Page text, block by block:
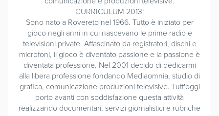
CURRICULUM 2013:
Sono nato a Rovereto nel 1966. Tutto è iniziato per
gioco negli anni in cui nascevano le prime radio e
televisioni private. Affascinato da registratori, dischi e
microfoni, il gioco è diventato passione e la passione è
diventata professione. Nel 2001 decido di dedicarmi
alla libera professione fondando Mediaomnia, studio di
grafica, comunicazione produzioni televisive. Tutt'oggi
porto avanti con soddisfazione questa attività
realizzando documentari, servizi giornalistici e rubriche